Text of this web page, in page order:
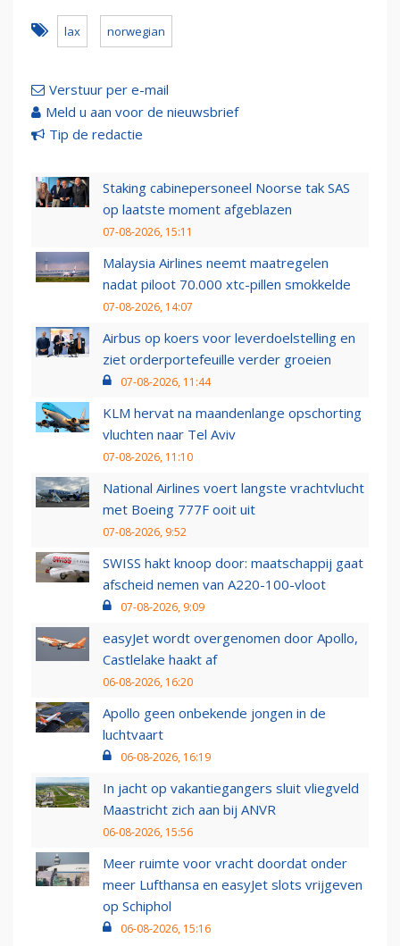
lax norwegian
Verstuur per e-mail
Meld u aan voor de nieuwsbrief
Tip de redactie
Staking cabinepersoneel Noorse tak SAS
op laatste moment afgeblazen
07-08-2026, 15:11
Malaysia Airlines neemt maatregelen
nadat piloot 70.000 xtc-pillen smokkelde
07-08-2026, 14:07
Airbus op koers voor leverdoelstelling en
ziet orderportefeuille verder groeien
07-08-2026, 11:44
KLM hervat na maandenlange opschorting
vluchten naar Tel Aviv
07-08-2026, 11:10
National Airlines voert langste vrachtvlucht
met Boeing 777F ooit uit
07-08-2026, 9:52
SWISS hakt knoop door: maatschappij gaat
afscheid nemen van A220-100-vloot
07-08-2026, 9:09
easyJet wordt overgenomen door Apollo,
Castlelake haakt af
06-08-2026, 16:20
Apollo geen onbekende jongen in de
luchtvaart
06-08-2026, 16:19
In jacht op vakantiegangers sluit vliegveld
Maastricht zich aan bij ANVR
06-08-2026, 15:56
Meer ruimte voor vracht doordat onder
meer Lufthansa en easyJet slots vrijgeven
op Schiphol
06-08-2026, 15:16